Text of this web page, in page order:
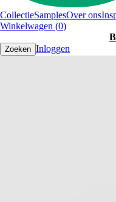
CollectieSamplesOver ons
Winkelwagen (0)
Zoeken Inloggen